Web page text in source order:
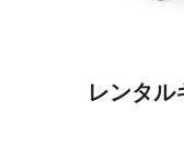
レンタ